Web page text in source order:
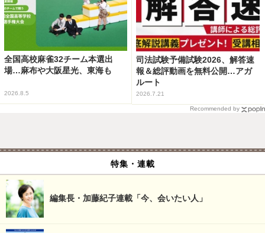
全国高校麻雀32チーム本選出
場…麻布や大阪星光、東海も
2026.8.5
司法試験予備試験2026、解答速
報＆総評動画を無料公開…アガ
ルート
2026.7.21
Recommended by
特集・連載
編集長・加藤紀子連載「今、会いたい人」